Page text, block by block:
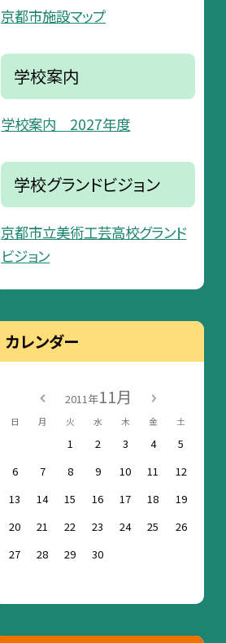
京都市施設マップ
学校案内
学校案内 2027年度
学校グランドビジョン
京都市立美術工芸高校グランド
ビジョン
カレンダー
2011年11月
日 月 火 水 木 金 土
1 2 3 4
5
6
7 8 9 10 11
12
13
14 15 16 17 18
19
20
21 22 23 24 25
26
27
28 29 30